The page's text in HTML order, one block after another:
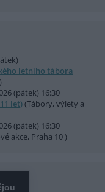
letního tábora
(pátek) 16:30
let)(Tábory, výlety a
(pátek) 16:30
akce, Praha 10 )